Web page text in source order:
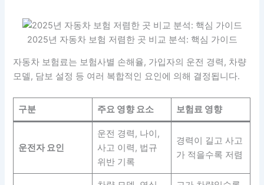
2025년 자동차 보험 저렴한 곳 비교 분석: 핵심 가이드
자동차 보험료는 보험사별 손해율, 가입자의 운전 경력, 차량
모델, 담보 설정 등 여러 복합적인 요인에 의해 결정됩니다.
구분 주요 영향 요소 보험료 영향
운전자 요인
운전 경력, 나이,
사고 이력, 법규
위반 기록
경력이 길고 사고
가 적을수록 저렴